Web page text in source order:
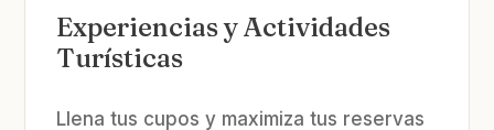
Experiencias y Actividades
Turísticas
Llena tus cupos y maximiza tus reservas